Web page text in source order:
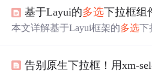
见问题解决方案，帮助开发者快
基于Layui的多选下拉框组
本文详解基于Layui框架的多选下
码示例和配置说明，帮助开发者